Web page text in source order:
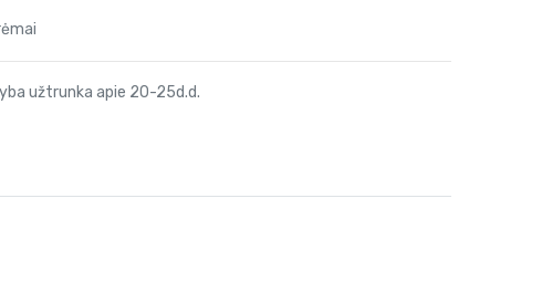
užtrunka apie 20-25d.d.